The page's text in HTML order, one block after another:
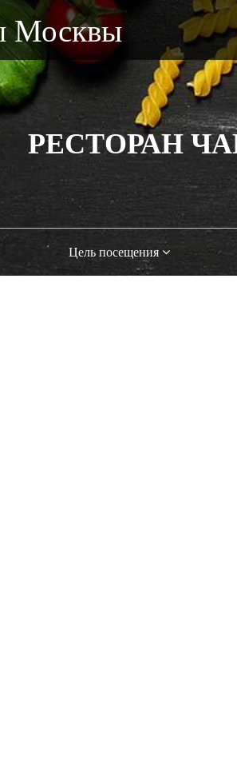
Москвы
РЕСТОРАН
Цель посещения